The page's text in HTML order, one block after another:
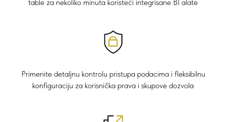
table za nekoliko minuta koristeći integrisane BI alate
Primenite detaljnu kontrolu pristupa podacima i fleksibilnu
konfiguraciju za korisnička prava i skupove dozvola